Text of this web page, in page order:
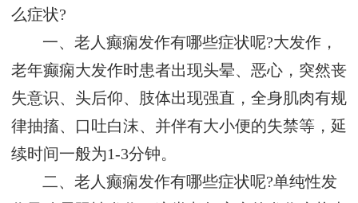
么症状?
一、老人癫痫发作有哪些症状呢?大发作，
老年癫痫大发作时患者出现头晕、恶心，突然丧
失意识、头后仰、肢体出现强直，全身肌肉有规
律抽搐、口吐白沫、并伴有大小便的失禁等，延
续时间一般为1-3分钟。
二、老人癫痫发作有哪些症状呢?单纯性发